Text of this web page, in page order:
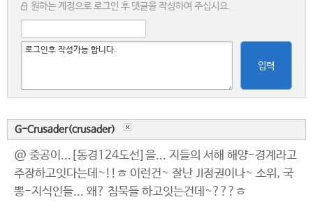
원하는 계정으로 로그인 후 댓글을 작성하여 주십시요.
입력
G-Crusader(crusader)
@ 중공이...[동경124도선]을... 지들의 서해 해양-경계라고
주장하고잇다는데~!!ㅎ 이런건~ 잘난 JI정권이나~ 소위, 국
뽕-지식인들... 왜? 침묵들 하고잇는건데~???ㅎ